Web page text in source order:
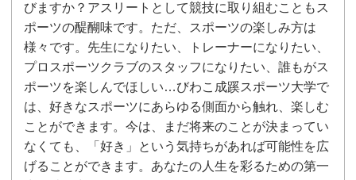
びますか？アスリートとして競技に取り組むこともス
ポーツの醍醐味です。ただ、スポーツの楽しみ方は
様々です。先生になりたい、トレーナーになりたい、
プロスポーツクラブのスタッフになりたい、誰もがス
ポーツを楽しんでほしい…びわこ成蹊スポーツ大学で
は、好きなスポーツにあらゆる側面から触れ、楽しむ
ことができます。今は、まだ将来のことが決まってい
なくても、「好き」という気持ちがあれば可能性を広
げることができます。あなたの人生を彩るための第一